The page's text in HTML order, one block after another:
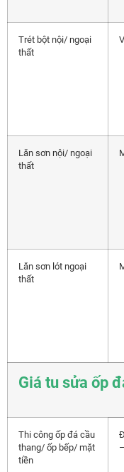
Trét bột nội/ ngoại
thất
Lăn sơn nội/ ngoại
thất
Lăn sơn lót ngoại
thất
Giá tu sửa ốp
Thi công ốp đá cầu
thang/ ốp bếp/ mặt
tiền